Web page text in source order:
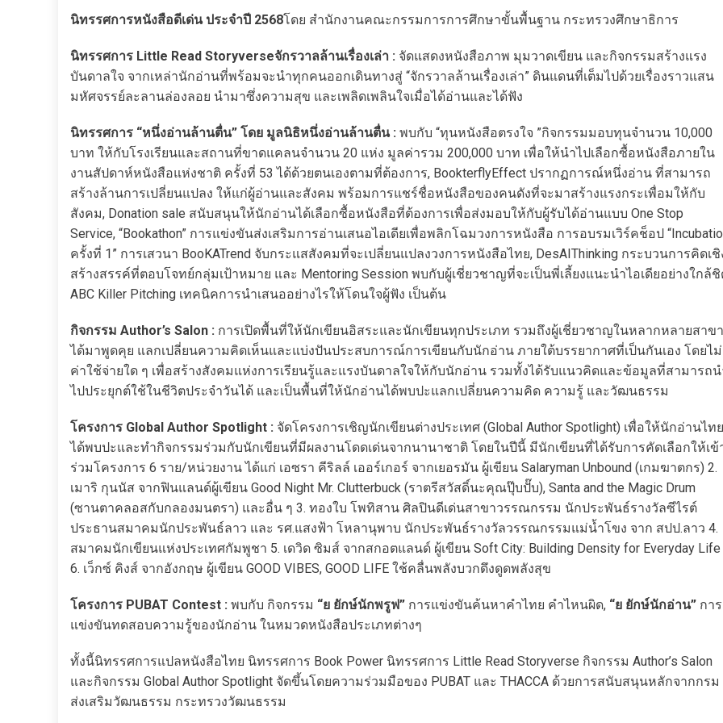
นิทรรศการหนังสือดีเด่น ประจำปี 2568โดย สำนักงานคณะกรรมการการศึกษาขั้นพื้นฐาน กระทรวงศึกษาธิการ
นิทรรศการ Little Read Storyverseจักรวาลล้านเรื่องเล่า : จัดแสดงหนังสือภาพ มุมวาดเขียน และกิจกรรมสร้างแรง
บันดาลใจ จากเหล่านักอ่านที่พร้อมจะนำทุกคนออกเดินทางสู่ “จักรวาลล้านเรื่องเล่า” ดินแดนที่เต็มไปด้วยเรื่องราวแสน
มหัศจรรย์ละลานล่องลอย นำมาซึ่งความสุข และเพลิดเพลินใจเมื่อได้อ่านและได้ฟัง
นิทรรศการ “หนึ่งอ่านล้านตื่น” โดย มูลนิธิหนึ่งอ่านล้านตื่น : พบกับ “ทุนหนังสือตรงใจ ”กิจกรรมมอบทุนจำนวน 10,000
บาท ให้กับโรงเรียนและสถานที่ขาดแคลนจำนวน 20 แห่ง มูลค่ารวม 200,000 บาท เพื่อให้นำไปเลือกซื้อหนังสือภายใน
งานสัปดาห์หนังสือแห่งชาติ ครั้งที่ 53 ได้ด้วยตนเองตามที่ต้องการ, BookterflyEffect ปรากฏการณ์หนึ่งอ่าน ที่สามารถ
สร้างล้านการเปลี่ยนแปลง ให้แก่ผู้อ่านและสังคม พร้อมการแชร์ชื่อหนังสือของคนดังที่จะมาสร้างแรงกระเพื่อมให้กับ
สังคม, Donation sale สนับสนุนให้นักอ่านได้เลือกซื้อหนังสือที่ต้องการเพื่อส่งมอบให้กับผู้รับได้อ่านแบบ One Stop
Service, “Bookathon” การแข่งขันส่งเสริมการอ่านเสนอไอเดียเพื่อพลิกโฉมวงการหนังสือ การอบรมเวิร์คช็อป
ครั้งที่ 1” การเสวนา BooKATrend จับกระแสสังคมที่จะเปลี่ยนแปลงวงการหนังสือไทย, DesAIThinking กระบวนการคิดเชิ
สร้างสรรค์ที่ตอบโจทย์กลุ่มเป้าหมาย และ Mentoring Session พบกับผู้เชี่ยวชาญที่จะเป็นพี่เลี้ยงแนะนำไอเดียอย่างใกล้ชิ
ABC Killer Pitching เทคนิคการนำเสนออย่างไรให้โดนใจผู้ฟัง เป็นต้น
กิจกรรม Author’s Salon : การเปิดพื้นที่ให้นักเขียนอิสระและนักเขียนทุกประเภท รวมถึงผู้เชี่ยวชาญในหลากหลายสาขา
ได้มาพูดคุย แลกเปลี่ยนความคิดเห็นและแบ่งปันประสบการณ์การเขียนกับนักอ่าน ภายใต้บรรยากาศที่เป็นกันเอง โดยไ
ค่าใช้จ่ายใด ๆ เพื่อสร้างสังคมแห่งการเรียนรู้และแรงบันดาลใจให้กับนักอ่าน รวมทั้งได้รับแนวคิดและข้อมูลที่สามารถน
ไปประยุกต์ใช้ในชีวิตประจำวันได้ และเป็นพื้นที่ให้นักอ่านได้พบปะแลกเปลี่ยนความคิด ความรู้ และวัฒนธรรม
โครงการ Global Author Spotlight : จัดโครงการเชิญนักเขียนต่างประเทศ (Global Author Spotlight) เพื่อให้นักอ่านไทย
ได้พบปะและทำกิจกรรมร่วมกับนักเขียนที่มีผลงานโดดเด่นจากนานาชาติ โดยในปีนี้ มีนักเขียนที่ได้รับการคัดเลือกให้เข้
ร่วมโครงการ 6 ราย/หน่วยงาน ได้แก่ เอซรา คีริลล์ เออร์เกอร์ จากเยอรมัน ผู้เขียน Salaryman Unbound (เกมฆาตกร) 2.
เมาริ กุนนัส จากฟินแลนด์ผู้เขียน Good Night Mr. Clutterbuck (ราตรีสวัสดิ์นะคุณปุ๊บปั๊บ), Santa and the Magic Drum
(ซานตาคลอสกับกลองมนตรา) และอื่น ๆ 3. ทองใบ โพทิสาน ศิลปินดีเด่นสาขาวรรณกรรม นักประพันธ์รางวัลซีไรต์
ประธานสมาคมนักประพันธ์ลาว และ รศ.แสงฟ้า โหลานุพาบ นักประพันธ์รางวัลวรรณกรรมแม่น้ำโขง จาก สปป.ลาว 4.
สมาคมนักเขียนแห่งประเทศกัมพูชา 5. เดวิด ซิมส์ จากสกอตแลนด์ ผู้เขียน Soft City: Building Density for Everyday Life
6. เว็กซ์ คิงส์ จากอังกฤษ ผู้เขียน GOOD VIBES, GOOD LIFE ใช้คลื่นพลังบวกดึงดูดพลังสุข
โครงการ PUBAT Contest : พบกับ กิจกรรม “ย ยักษ์นักพรูฟ” การแข่งขันค้นหาคำไทย คำไหนผิด, “ย ยักษ์นักอ่าน” การ
แข่งขันทดสอบความรู้ของนักอ่าน ในหมวดหนังสือประเภทต่างๆ
ทั้งนี้นิทรรศการแปลหนังสือไทย นิทรรศการ Book Power นิทรรศการ Little Read Storyverse กิจกรรม Author’s Salon
และกิจกรรม Global Author Spotlight จัดขึ้นโดยความร่วมมือของ PUBAT และ THACCA ด้วยการสนับสนุนหลักจากกรม
ส่งเสริมวัฒนธรรม กระทรวงวัฒนธรรม